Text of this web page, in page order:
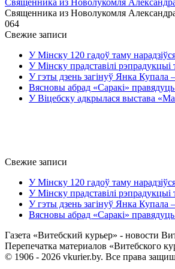
Священника из Новолукомля
064
Свежие записи
У Мінску 120 гадоў таму
У Мінску прадставілі
У гэты дзень загінуў Янка Купала
Вясновы абрад «Саракі»
У Віцебску адкрылася выстава
Свежие записи
У Мінску 120 гадоў таму
У Мінску прадставілі
У гэты дзень загінуў Янка Купала
Вясновы абрад «Саракі»
Газета «Витебский курьер» - новости
Перепечатка материалов «Витебского
© 1906 - 2026 vkurier.by. Все права